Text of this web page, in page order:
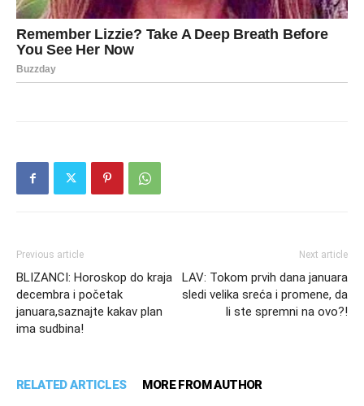
Previous article
BLIZANCI: Horoskop do kraja
decembra i početak
januara,saznajte kakav plan
ima sudbina!
Next article
LAV: Tokom prvih dana januara
sledi velika sreća i promene, da
li ste spremni na ovo?!
RELATED ARTICLES MORE FROM AUTHOR